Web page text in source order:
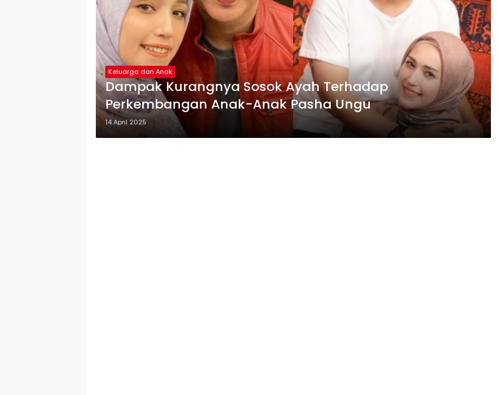
Keluarga dan Anak
Dampak Kurangnya Sosok Ayah Terhadap
Perkembangan Anak-Anak Pasha Ungu
14 April 2025